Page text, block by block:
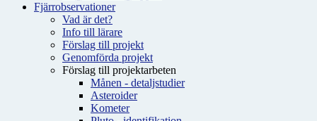
Fjärrobservationer
Vad är det?
Info till lärare
Förslag till projekt
Genomförda projekt
Förslag till projektarbeten
Månen - detaljstudier
Asteroider
Kometer